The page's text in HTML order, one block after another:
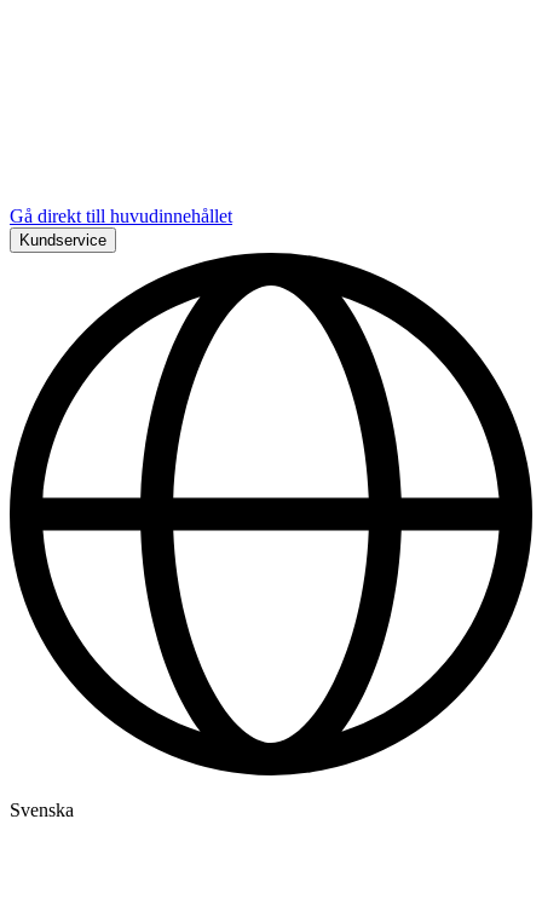
Gå direkt till huvudinnehållet
Kundservice
Svenska